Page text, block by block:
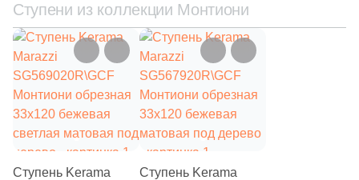
15x7.5 (7
15x45 ( )
17.7x53.3 (2)
17.5x46.3 (4)
17.5x32.7 (1)
18x31.4 (2)
Ступени из коллекции Монтиони
Ступень Kerama
Ступень Kerama